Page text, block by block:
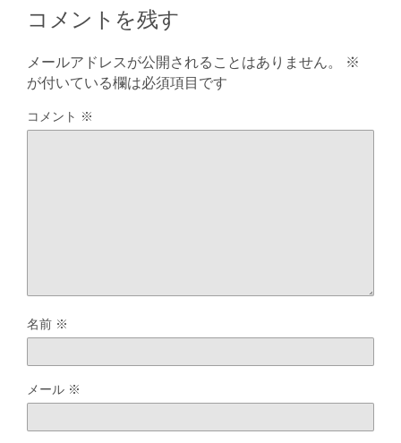
コメントを残す
メールアドレスが公開されることはありません。
※
が付いている欄は必須項目です
コメント ※
名前 ※
メール ※